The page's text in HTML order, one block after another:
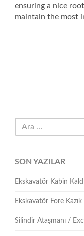
ensuring a nice
maintain the most
SON YAZILAR
Ekskavatör Kabin
Ekskavatör Fore Kazık
Silindir Ataşmanı /